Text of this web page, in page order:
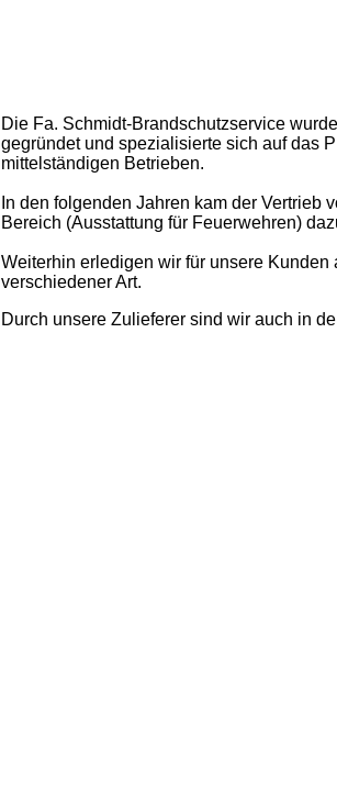
Die Fa. Schmidt-Brandschutzservice
gegründet und spezialisierte sich auf das
mittelständigen Betrieben.
In den folgenden Jahren kam der
Bereich (Ausstattung für Feuerwehren)
Weiterhin erledigen wir für unsere
verschiedener Art.
Durch unsere Zulieferer sind wir auch in